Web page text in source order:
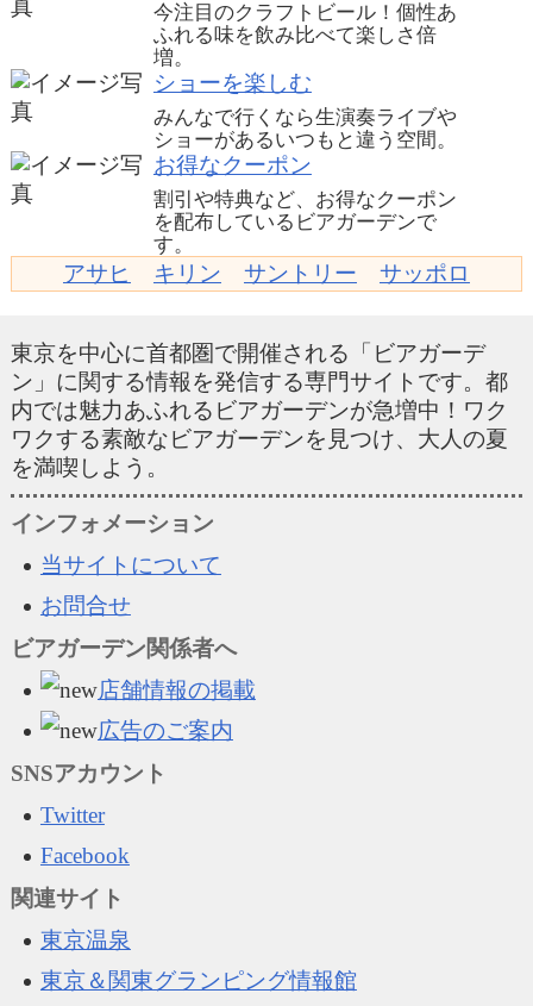
今注目のクラフトビール！個性あ
ふれる味を飲み比べて楽しさ倍
増。
ショーを楽しむ
みんなで行くなら生演奏ライブや
ショーがあるいつもと違う空間。
お得なクーポン
割引や特典など、お得なクーポン
を配布しているビアガーデンで
す。
アサヒ キリン サントリー サッポロ
東京を中心に首都圏で開催される「ビアガーデ
ン」に関する情報を発信する専門サイトです。都
内では魅力あふれるビアガーデンが急増中！ワク
ワクする素敵なビアガーデンを見つけ、大人の夏
を満喫しよう。
インフォメーション
当サイトについて
お問合せ
ビアガーデン関係者へ
店舗情報の掲載
広告のご案内
SNSアカウント
Twitter
Facebook
関連サイト
東京温泉
東京＆関東グランピング情報館